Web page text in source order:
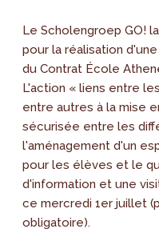
Le Scholengroep GO!
pour la réalisation
du Contrat École
L'action « liens entre
entre autres à la mise
sécurisée entre les
l'aménagement d'un
pour les élèves et le
d'information et une
ce mercredi 1er juillet
obligatoire).